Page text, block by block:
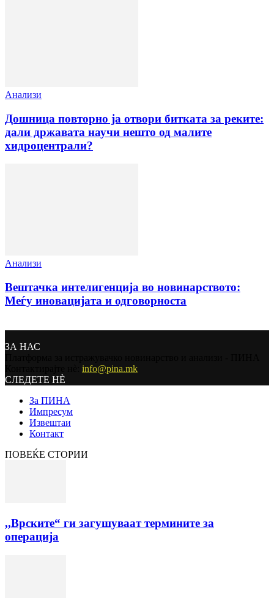
Анализи
Дошница повторно ја отвори битката за реките:
дали државата научи нешто од малите
хидроцентрали?
Анализи
Вештачка интелигенција во новинарството:
Меѓу иновацијата и одговорноста
ЗА НАС
info@pina.mk
СЛЕДЕТЕ НЀ
За ПИНА
Импресум
Извештаи
Контакт
ПОВЕЌЕ СТОРИИ
,,Врските“ ги загушуваат термините за
операција